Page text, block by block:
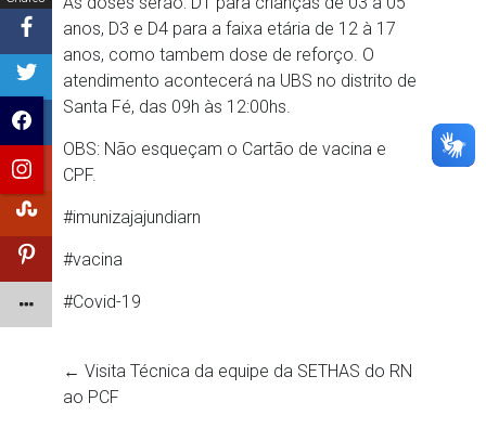
anos, D3 e D4 para a faixa etária de 12 à 17
anos, como tambem dose de reforço. O
atendimento acontecerá na UBS no distrito de
Santa Fé, das 09h às 12:00hs.
OBS: Não esqueçam o Cartão de vacina e
CPF.
#imunizajajundiarn
#vacina
#Covid-19
← Visita Técnica da equipe da SETHAS do RN
ao PCF